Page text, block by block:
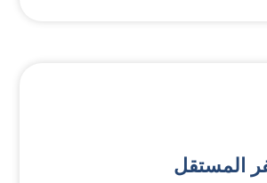
المستقل